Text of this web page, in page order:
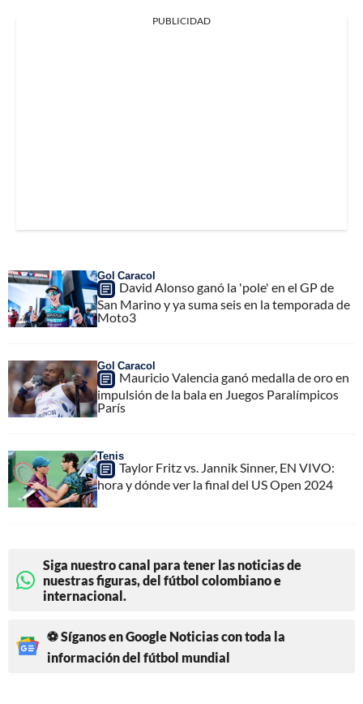
PUBLICIDAD
Gol Caracol
David Alonso ganó la 'pole' en el GP de
San Marino y ya suma seis en la temporada de
Moto3
Gol Caracol
Mauricio Valencia ganó medalla de oro en
impulsión de la bala en Juegos Paralímpicos
París
Tenis
Taylor Fritz vs. Jannik Sinner, EN VIVO:
hora y dónde ver la final del US Open 2024
Siga nuestro canal para tener las noticias de
nuestras figuras, del fútbol colombiano e
internacional.
⚽ Síganos en Google Noticias con toda la
información del fútbol mundial